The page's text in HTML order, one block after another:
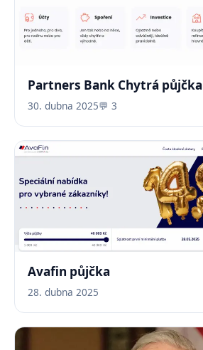
Partners Bank Chytrá půjčka
30. dubna 2025💬 3
Avafin půjčka
28. dubna 2025